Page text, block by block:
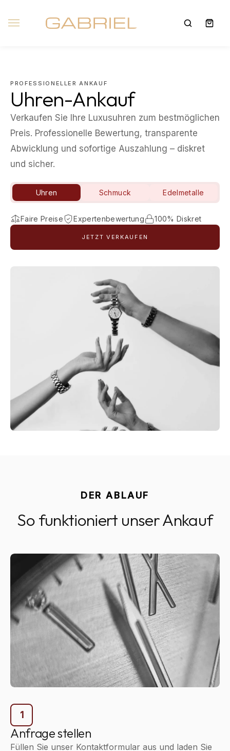
PROFESSIONELLER ANKAUF
Uhren-Ankauf
Verkaufen Sie Ihre Luxusuhren zum bestmöglichen
Preis. Professionelle Bewertung, transparente
Abwicklung und sofortige Auszahlung – diskret
und sicher.
Uhren Schmuck Edelmetalle
Faire Preise Expertenbewertung 100% Diskret
JETZT VERKAUFEN
DER ABLAUF
So funktioniert unser Ankauf
1
Anfrage stellen
Füllen Sie unser Kontaktformular aus und laden Sie